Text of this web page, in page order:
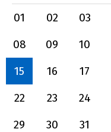
01
02 03
08
09 10
15
16 17
22
23 24
29
30 31